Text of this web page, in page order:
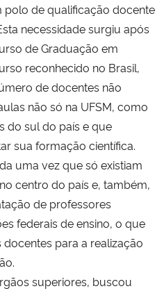
e Comunicações
polo de qualificação docente
necessidade surgiu após
de Graduação em
reconhecido no Brasil,
de docentes não
não só na UFSM, como
do sul do país e que
sua formação científica.
uma vez que só existiam
centro do país e, também,
de professores
federais de ensino, o que
para a realização
superiores, buscou